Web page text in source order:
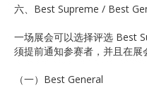
六、Best Supreme / Best
一场展会可以选择评选 Best
须提前通知参赛者，并且在
（一）Best General